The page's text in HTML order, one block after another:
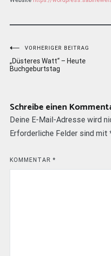
Beitragsnavigation
VORHERIGER BEITRAG
„Düsteres Watt“ – Heute
Buchgeburtstag
Schreibe einen
Deine E-Mail-Adresse wird
Erforderliche Felder sind mit
KOMMENTAR *